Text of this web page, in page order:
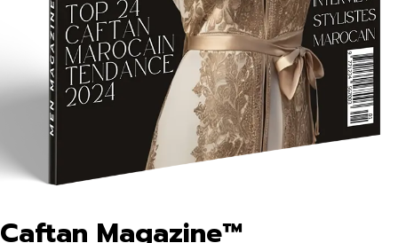
Caftan Magazine™